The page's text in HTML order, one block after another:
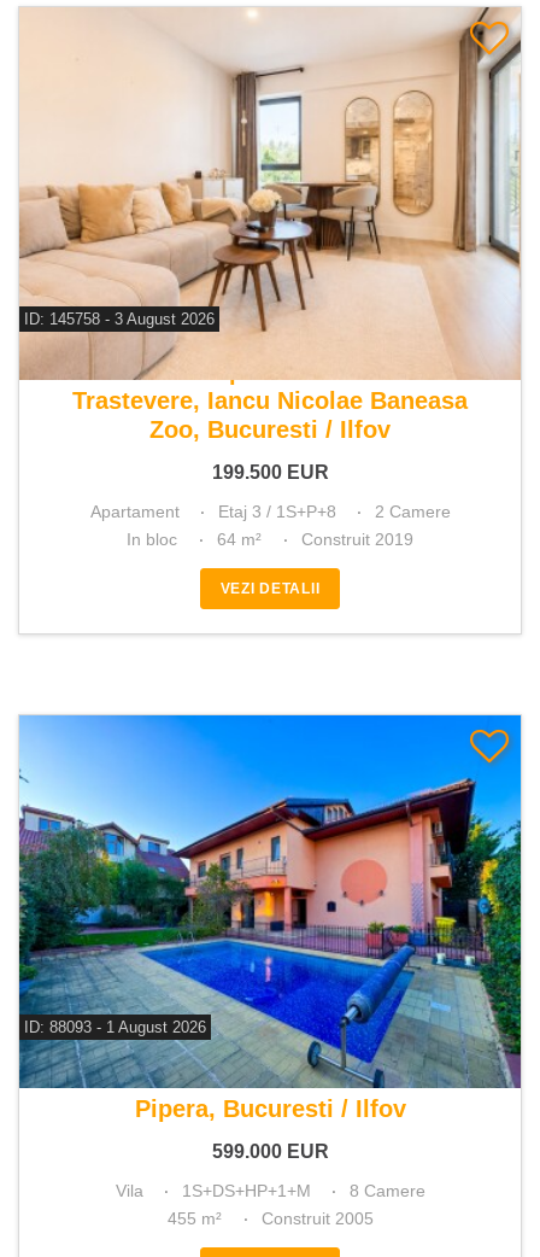
ID: 145758 - 3 August 2026
De vanzare apartament 2 camere
Trastevere, Iancu Nicolae Baneasa
Zoo, Bucuresti / Ilfov
199.500 EUR
Apartament Etaj 3 / 1S+P+8
2 Camere
In bloc
64 m² Construit 2019
VEZI DETALII
ID: 88093 - 1 August 2026
De vanzare vila 8 camere
Pipera, Bucuresti / Ilfov
599.000 EUR
Vila 1S+DS+HP+1+M
8 Camere
455 m²
Construit 2005